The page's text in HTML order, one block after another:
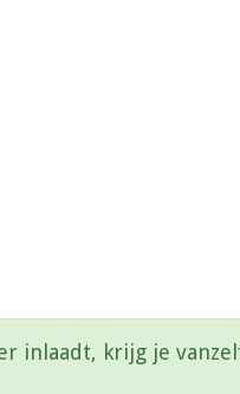
inlaadt, krijg je